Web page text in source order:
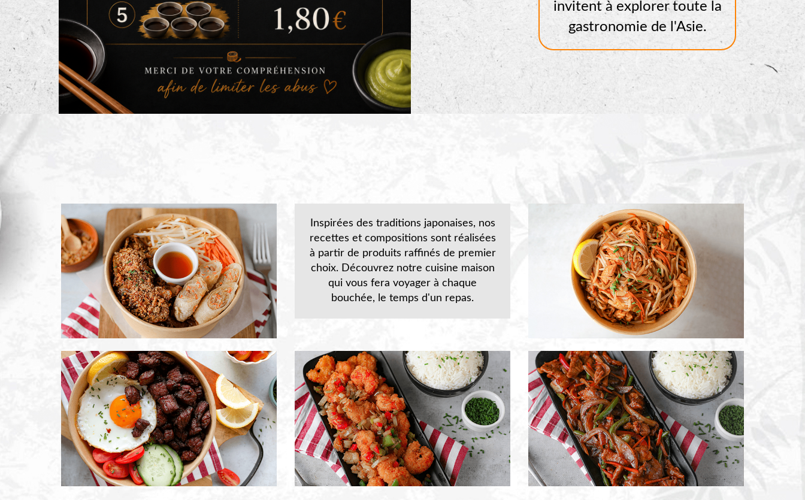
invitent à explorer toute la
gastronomie de l'Asie.
Inspirées des traditions japonaises, nos
recettes et compositions sont réalisées
à partir de produits raffinés de premier
choix. Découvrez notre cuisine maison
qui vous fera voyager à chaque
bouchée, le temps d'un repas.